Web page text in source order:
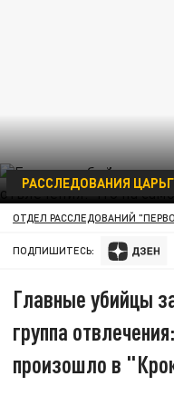
РАССЛЕДОВАНИЯ
ОТДЕЛ РАССЛЕДОВАНИЙ
ПОДПИШИТЕСЬ:
Главные убийцы
группа
произошло в